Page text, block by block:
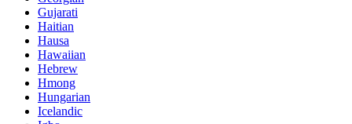
Gujarati
Haitian
Hausa
Hawaiian
Hebrew
Hmong
Hungarian
Icelandic